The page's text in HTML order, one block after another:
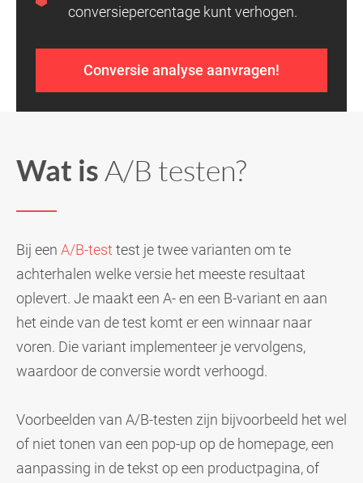
conversiepercentage kunt verhogen.
Conversie analyse aanvragen!
Wat is A/B testen?
Bij een A/B-test test je twee varianten om te
achterhalen welke versie het meeste resultaat
oplevert. Je maakt een A- en een B-variant en aan
het einde van de test komt er een winnaar naar
voren. Die variant implementeer je vervolgens,
waardoor de conversie wordt verhoogd.
Voorbeelden van A/B-testen zijn bijvoorbeeld het wel
of niet tonen van een pop-up op de homepage, een
aanpassing in de tekst op een productpagina, of